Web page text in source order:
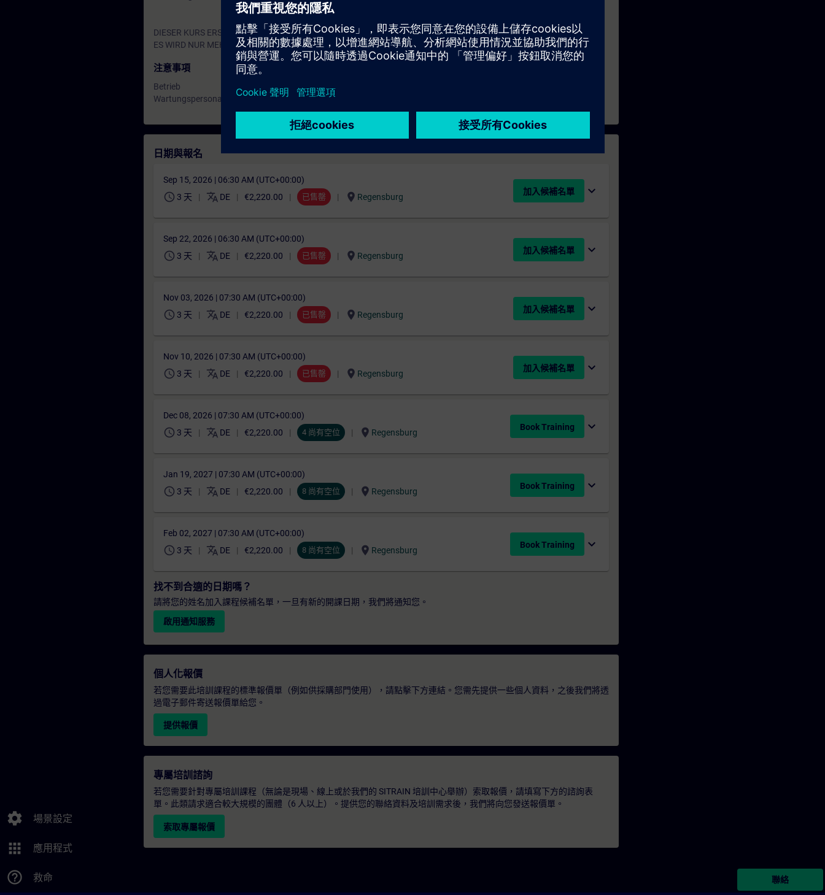
settings 場景設定
apps 應用程式
help_outline 救命
DIESER KURS ERSETZT FOLGENDE EINZELMODULE: LV-3WLMAIN, LV-3WAMAIN, LV-COPR.
ES WIRD NUR MEHR EINE GESAMTSCHULUNG 3WL/3WA LEISTUNGSSCHALTER STATTFINDEN.
注意事項
Betrieb
Wartungspersonal
日期與報名
Sep 15, 2026 | 06:30 AM (UTC+00:00)
schedule 3 天 translate DE €2,220.00 已售罄 location_on Regensburg
加入候補名單 expand_more
Sep 22, 2026 | 06:30 AM (UTC+00:00)
schedule 3 天 translate DE €2,220.00 已售罄 location_on Regensburg
加入候補名單 expand_more
Nov 03, 2026 | 07:30 AM (UTC+00:00)
schedule 3 天 translate DE €2,220.00 已售罄 location_on Regensburg
加入候補名單 expand_more
Nov 10, 2026 | 07:30 AM (UTC+00:00)
schedule 3 天 translate DE €2,220.00 已售罄 location_on Regensburg
加入候補名單 expand_more
Dec 08, 2026 | 07:30 AM (UTC+00:00)
schedule 3 天 translate DE €2,220.00 4 尚有空位 location_on Regensburg
Book Training expand_more
Jan 19, 2027 | 07:30 AM (UTC+00:00)
schedule 3 天 translate DE €2,220.00 8 尚有空位 location_on Regensburg
Book Training expand_more
Feb 02, 2027 | 07:30 AM (UTC+00:00)
schedule 3 天 translate DE €2,220.00 8 尚有空位 location_on Regensburg
Book Training expand_more
找不到合適的日期嗎？
請將您的姓名加入課程候補名單，一旦有新的開課日期，我們將通知您。
啟用通知服務
個人化報價
若您需要此培訓課程的標準報價單（例如供採購部門使用），請點擊下方連結。您需先提供一些個人資料，之後我們將透
過電子郵件寄送報價單給您。
提供報價
專屬培訓諮詢
若您需要針對專屬培訓課程（無論是現場、線上或於我們的 SITRAIN 培訓中心舉辦）索取報價，請填寫下方的諮詢表
單。此類請求適合較大規模的團體（6 人以上）。提供您的聯絡資料及培訓需求後，我們將向您發送報價單。
索取專屬報價
聯絡